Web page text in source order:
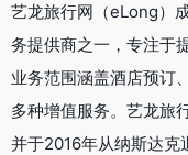
艺龙旅行网（eLong）
务提供商之一，专注于
业务范围涵盖酒店预订
多种增值服务。艺龙旅
并于2016年从纳斯达克